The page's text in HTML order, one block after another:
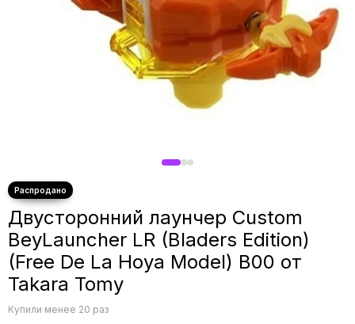
Двусторонний лаунчер Custom
BeyLauncher LR (Bladers Edition)
(Free De La Hoya Model) B00 от
Takara Tomy
Купили менее 20 раз